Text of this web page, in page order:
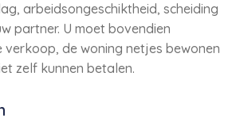
arbeidsongeschiktheid, scheiding
partner. U moet bovendien
verkoop, de woning netjes bewonen
zelf kunnen betalen.